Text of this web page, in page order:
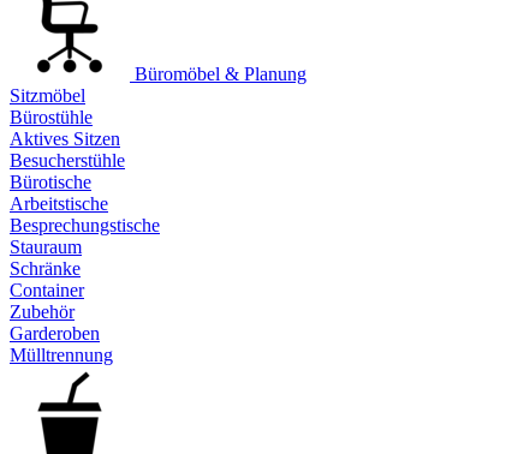
Büromöbel & Planung
Sitzmöbel
Bürostühle
Aktives Sitzen
Besucherstühle
Bürotische
Arbeitstische
Besprechungstische
Stauraum
Schränke
Container
Zubehör
Garderoben
Mülltrennung